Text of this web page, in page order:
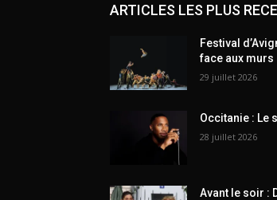
ARTICLES LES PLUS
Festival
face aux murs
29 juillet 2026
Occitanie : Le
28 juillet 2026
Avant le soir :